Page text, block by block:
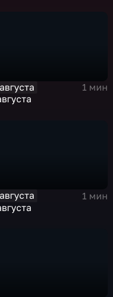
1 мин
1 мин